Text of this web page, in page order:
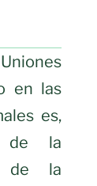
en las
es,
de la
de la